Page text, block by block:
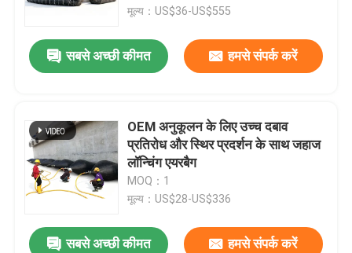
मूल्य：US$36-US$555
सबसे अच्छी कीमत हमसे संपर्क करें
OEM अनुकूलन के लिए उच्च दबाव
प्रतिरोध और स्थिर प्रदर्शन के साथ जहाज
लॉन्चिंग एयरबैग
MOQ：1
मूल्य：US$28-US$336
सबसे अच्छी कीमत हमसे संपर्क करें